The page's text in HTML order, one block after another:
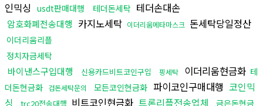
인믹싱 usdt판매대행 테더돈세탁 테더손대손
암호화폐전송대행 카지노세탁 이더리움메타마스크 돈세탁당일정산
이더리움리플
정치자금세탁
바이낸스구입대행 신용카드비트코인구입 핑세탁 이더리움현금화 테
더돈현금화 검돈세탁문의 모든코인현금화 파이코인구매대행 코인믹
싱
trc20전송대행 비트코인현금화 트론리플전송업체
금은돈현금